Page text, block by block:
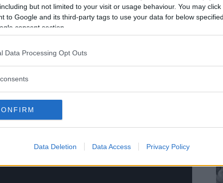
but not limited to your visit or usage behaviour. You may
to Google and its third-party tags to use your data for below
consent section.
Data Processing Opt Outs
Data Deletion Data Access Privacy Policy